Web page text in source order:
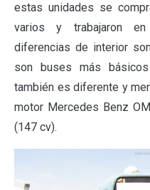
estas unidades se
varios y trabajaron
diferencias de interior
son buses más
también es diferente y
motor Mercedes Benz
(147 cv).